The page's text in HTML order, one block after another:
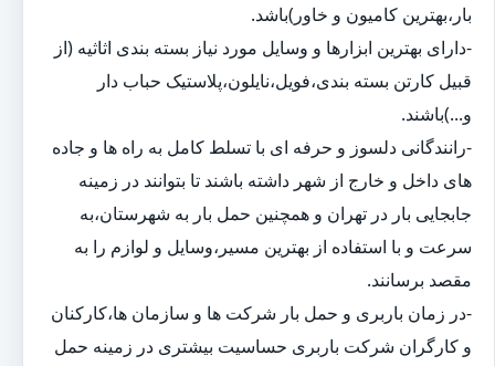
بار،بهترین کامیون و خاور)باشد.
-دارای بهترین ابزارها و وسایل مورد نیاز بسته بندی اثاثیه (از
قبیل کارتن بسته بندی،فویل،نایلون،پلاستیک حباب دار
و...)باشند.
-رانندگانی دلسوز و حرفه ای با تسلط کامل به راه ها و جاده
های داخل و خارج از شهر داشته باشند تا بتوانند در زمینه
جابجایی بار در تهران و همچنین حمل بار به شهرستان،به
سرعت و با استفاده از بهترین مسیر،وسایل و لوازم را به
مقصد برسانند.
-در زمان باربری و حمل بار شرکت ها و سازمان ها،کارکنان
و کارگران شرکت باربری حساسیت بیشتری در زمینه حمل